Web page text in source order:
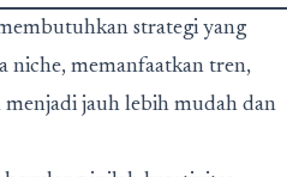
strategi yang
niche, memanfaatkan tren,
menjadi jauh lebih mudah dan